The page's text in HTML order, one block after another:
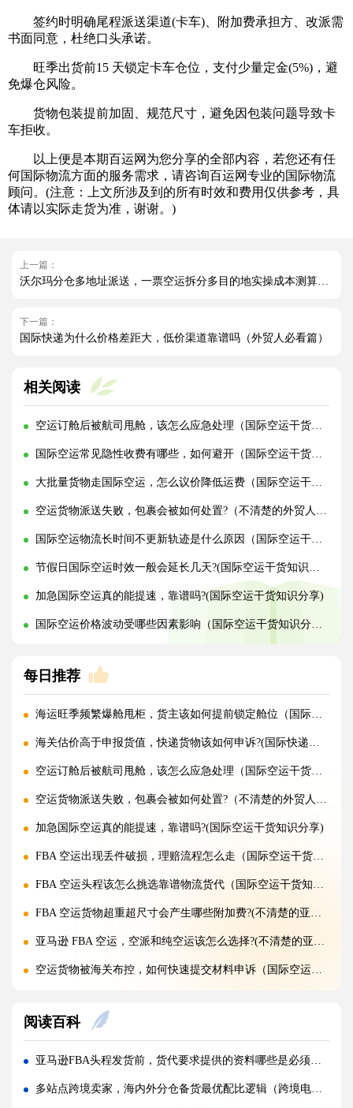
签约时明确尾程派送渠道(卡车)、附加费承担方、改派需
书面同意，杜绝口头承诺。
旺季出货前15 天锁定卡车仓位，支付少量定金(5%)，避
免爆仓风险。
货物包装提前加固、规范尺寸，避免因包装问题导致卡
车拒收。
以上便是本期百运网为您分享的全部内容，若您还有任
何国际物流方面的服务需求，请咨询百运网专业的国际物流
顾问。(注意：上文所涉及到的所有时效和费用仅供参考，具
体请以实际走货为准，谢谢。)
上一篇：
沃尔玛分仓多地址派送，一票空运拆分多目的地实操成本测算（国际空运干货知识分享）
下一篇：
国际快递为什么价格差距大，低价渠道靠谱吗（外贸人必看篇）
相关阅读
空运订舱后被航司甩舱，该怎么应急处理（国际空运干货知识分享）
国际空运常见隐性收费有哪些，如何避开（国际空运干货知识分享）
大批量货物走国际空运，怎么议价降低运费（国际空运干货知识分享）
空运货物派送失败，包裹会被如何处置?（不清楚的外贸人看过来）
国际空运物流长时间不更新轨迹是什么原因（国际空运干货知识分享）
节假日国际空运时效一般会延长几天?(国际空运干货知识分享)
加急国际空运真的能提速，靠谱吗?(国际空运干货知识分享)
国际空运价格波动受哪些因素影响（国际空运干货知识分享）
每日推荐
海运旺季频繁爆舱甩柜，货主该如何提前锁定舱位（国际海运干货知识分享）
海关估价高于申报货值，快递货物该如何申诉?(国际快递干货知识分享)
空运订舱后被航司甩舱，该怎么应急处理（国际空运干货知识分享）
空运货物派送失败，包裹会被如何处置?（不清楚的外贸人看过来）
加急国际空运真的能提速，靠谱吗?(国际空运干货知识分享)
FBA 空运出现丢件破损，理赔流程怎么走（国际空运干货知识分享）
FBA 空运头程该怎么挑选靠谱物流货代（国际空运干货知识分享）
FBA 空运货物超重超尺寸会产生哪些附加费?(不清楚的亚马逊卖家看过来)
亚马逊 FBA 空运，空派和纯空运该怎么选择?(不清楚的亚马逊卖家看过来)
空运货物被海关布控，如何快速提交材料申诉（国际空运干货知识分享）
国际空运低申报被海关查到，罚款比例是多少?(国际空运干货知识分享)
国际空运的运单有什么作用，包含哪些关键信息（国际空运干货知识分享）
国内哪些港口是国际空运主流始发机场（国际空运干货知识分享）
阅读百科
亚马逊FBA头程发货前，货代要求提供的资料哪些是必须、哪些是多余（百运网为您分享应对技巧）
多站点跨境卖家，海内外分仓备货最优配比逻辑（跨境电商卖家请注意）